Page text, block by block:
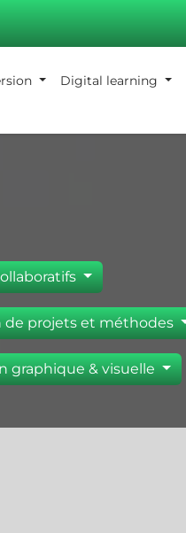
Digital learning
de projets et méthodes
graphique & visuelle